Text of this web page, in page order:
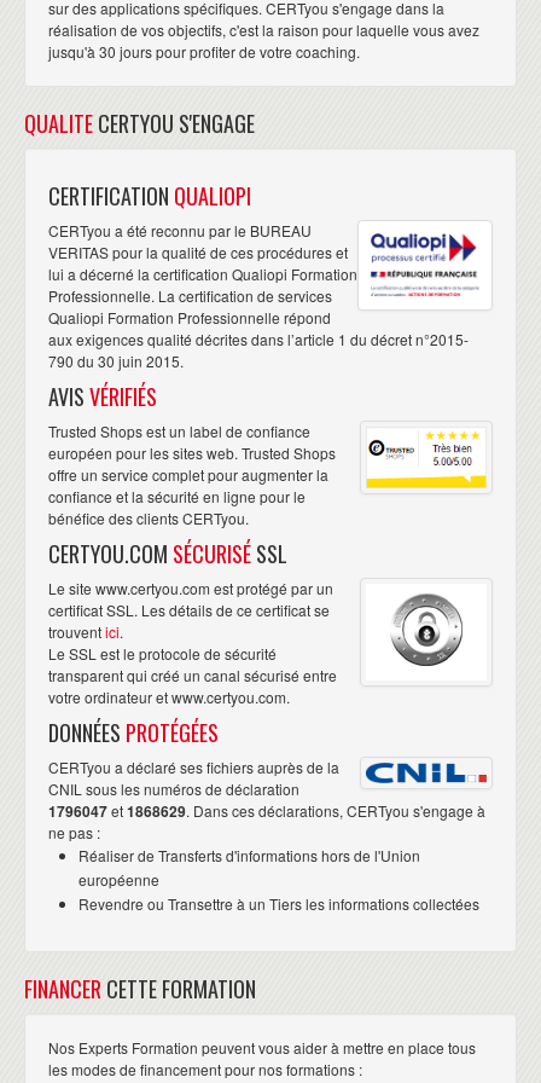
CISCO)
TECHNOLOGIES DE LA COUCHE 3
routage :
EIGRP :
Address families pour IPv4 et IPv6
Agrégation automatique & manuelle
Fonctionnalité « stub »
Partage de charge à métrique égale & inégale
OSPF :
Address families pour IPv4 et IPv6
Type des réseaux (broadcast, multi-point, p2p)
Type d’aires (stub, totally-stubby, NSSA, totally-NSSA)
Types de routeurs (backbone, ABR, ASBR)
Agrégation
Liens virtuels
BGP & MP-BGP :
Address families pour IPv4 et IPv6
Agrégation
Peer groups
Route reflectors
Configuration & dépannage de la redistribution :
Avec une liste de distribution
Avec une « Route-map »
Configuration du PBR, « Policy Based Routing »
Configuration du VRF-Lite, « Virtual Routing and Forwarding »
Introduction au BFD, « Bidirectional Forwarding Detection »
TECHNOLOGIES DE VPN :
Exploration du MPLS, « Multi-Protocol Layer Switching »
Introduction à l'architecture MPLS L3 VPN
Introduction au routage MPLS L3 VPN
NHRP, « Next Hop Resulution Protocol »
SÉCURITÉ ET SERVICES :
sur des applications spécifiques. CERTyou s'engage dans la
réalisation de vos objectifs, c'est la raison pour laquelle vous avez
jusqu'à 30 jours pour profiter de votre coaching.
QUALITECERTYOU S'ENGAGE
CERTIFICATION QUALIOPI
CERTyou a été reconnu par le BUREAU
VERITAS pour la qualité de ces procédures et
lui a décerné la certification Qualiopi Formation
Professionnelle. La certification de services
Qualiopi Formation Professionnelle répond
aux exigences qualité décrites dans l’article 1 du décret n°2015-
790 du 30 juin 2015.
AVISVÉRIFIÉS
Trusted Shops est un label de confiance
européen pour les sites web. Trusted Shops
offre un service complet pour augmenter la
confiance et la sécurité en ligne pour le
bénéfice des clients CERTyou.
CERTYOU.COM SÉCURISÉSSL
Le site www.certyou.com est protégé par un
certificat SSL. Les détails de ce certificat se
trouventici.
Le SSL est le protocole de sécurité
transparent qui créé un canal sécurisé entre
votre ordinateur et www.certyou.com.
DONNÉES PROTÉGÉES
CERTyou a déclaré ses fichiers auprès de la
CNIL sous les numéros de déclaration
1796047et1868629. Dans ces déclarations, CERTyou s'engage à
ne pas :
Réaliser de Transferts d'informations hors de l'Union
européenne
Revendre ou Transettre à un Tiers les informations collectées
FINANCER CETTE FORMATION
Nos Experts Formation peuvent vous aider à mettre en place tous
les modes de financement pour nos formations :